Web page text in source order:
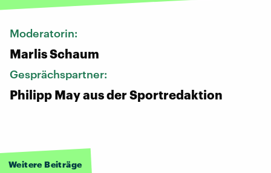
Moderatorin:
Marlis Schaum
Gesprächspartner:
Philipp May aus der Sportredaktion
Weitere Beiträge